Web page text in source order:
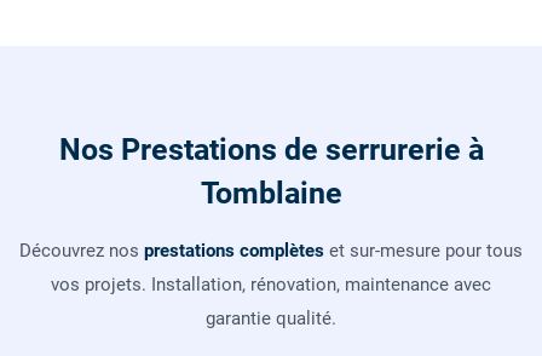
Nos Prestations de serrurerie à
Tomblaine
Découvrez nos prestations complètes et sur-mesure pour tous
vos projets. Installation, rénovation, maintenance avec
garantie qualité.